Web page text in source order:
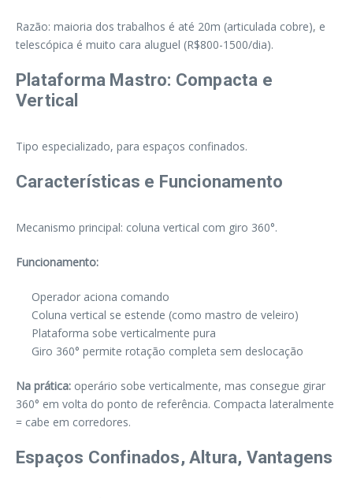
Razão: maioria dos trabalhos é até 20m (articulada cobre), e
telescópica é muito cara aluguel (R$800-1500/dia).
Plataforma Mastro: Compacta e
Vertical
Tipo especializado, para espaços confinados.
Características e Funcionamento
Mecanismo principal: coluna vertical com giro 360°.
Funcionamento:
Operador aciona comando
Coluna vertical se estende (como mastro de veleiro)
Plataforma sobe verticalmente pura
Giro 360° permite rotação completa sem deslocação
Na prática: operário sobe verticalmente, mas consegue girar
360° em volta do ponto de referência. Compacta lateralmente
= cabe em corredores.
Espaços Confinados, Altura, Vantagens